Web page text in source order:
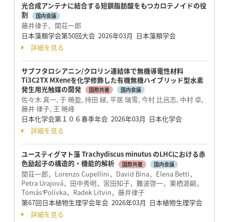
光合成アンテナに結合する短鎖脂肪酸をもつカロテノイドの役
割
国内会議
藤井律子、関荘一郎
日本藻類学会第50回大会 2026年03月 日本藻類学会
詳細を見る
サブフタロシアニン/クロリン連結体で無機導電性材料
Ti3C2TX MXeneを化学修飾した有機無機ハイブリッド型水素
発生用光触媒の開発
国際共著 国内会議
佐々木 真一, 于 暁盈, 持田 緑, 平居 瑞雪, 今村 比呂志, 中村 卓,
藤井 律子, 王 暁峰
日本化学会第１０６春季年会 2026年03月 日本化学会
詳細を見る
ユースティグマト藻 Trachydiscus minutus のLHCにおける赤
色励起子の構造的・機能的解析
国際共著 国内会議
関荘一郎，Lorenzo Cupellini，David Bina，Elena Betti，
Petra Urajová，田中秀明，宮田知子，難波啓一，栗栖源嗣，
Tomáš Polívka，Radek Litvin，藤井律子
第67回日本植物生理学会年会 2026年03月 日本植物生理学会
詳細を見る